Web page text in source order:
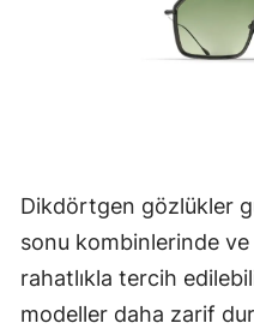
Dikdörtgen gözlükler
sonu kombinlerinde
rahatlıkla tercih
modeller daha zarif